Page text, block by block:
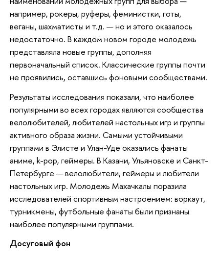
например, рокеры, руферы, феминистки, готы,
веганы, шахматисты и т.д. — но и этого оказалось
недостаточно. В каждом новом городе молодежь
представляла новые группы, дополняя
первоначальный список. Классические группы почти
не проявились, оставшись фоновыми сообществами.
Результаты исследования показали, что наиболее
популярными во всех городах являются сообщества
велолюбителей, любителей настольных игр и группы
активного образа жизни. Самыми устойчивыми
группами в Элисте и Улан-Уде оказались фанаты
аниме, k-pop, геймеры. В Казани, Ульяновске и Санкт-
Петербурге — велолюбители, геймеры и любители
настольных игр. Молодежь Махачкалы поразила
исследователей спортивным настроением: воркаут,
турникмены, футбольные фанаты были признаны
наиболее популярными группами.
Досуговый фон